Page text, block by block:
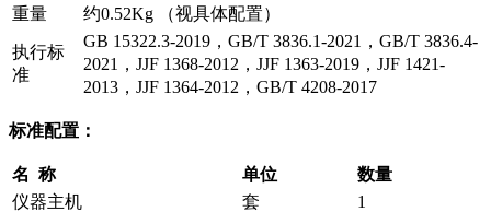
重量 约0.52Kg （视具体配置）
执行标
准
GB 15322.3-2019，GB/T 3836.1-2021，GB/T 3836.4-
2021，JJF 1368-2012，JJF 1363-2019，JJF 1421-
2013，JJF 1364-2012，GB/T 4208-2017
标准配置：
名 称 单位
数量
仪器主机
套
1